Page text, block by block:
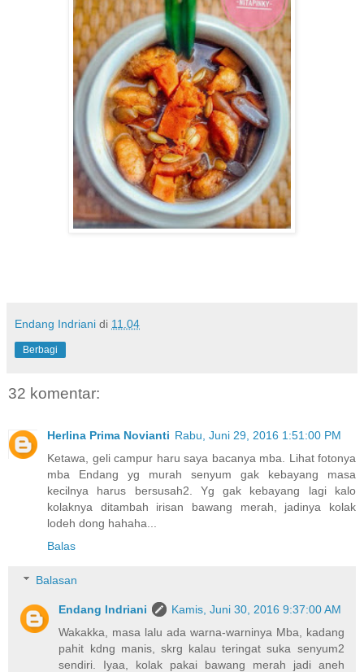
Endang Indriani di 11.04
Berbagi
32 komentar:
Herlina Prima Novianti Rabu, Juni 29, 2016 1:51:00 PM
Ketawa, geli campur haru saya bacanya mba. Lihat fotonya
mba Endang yg murah senyum gak kebayang masa
kecilnya harus bersusah2. Yg gak kebayang lagi kalo
kolaknya ditambah irisan bawang merah, jadinya kolak
lodeh dong hahaha...
Balas
Balasan
Endang Indriani
Kamis, Juni 30, 2016 9:37:00 AM
Wakakka, masa lalu ada warna-warninya Mba, kadang
pahit kdng manis, skrg kalau teringat suka senyum2
sendiri. Iyaa, kolak pakai bawang merah jadi aneh